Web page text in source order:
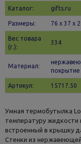
Каталог: gifts.ru
Размеры: 76 х 37 x
Вес товара
(г.):
334
Материал:
Артикул: 15717.50
Умная термобутылка
температуру
встроенный в крышку
Стенки из нержавеющей